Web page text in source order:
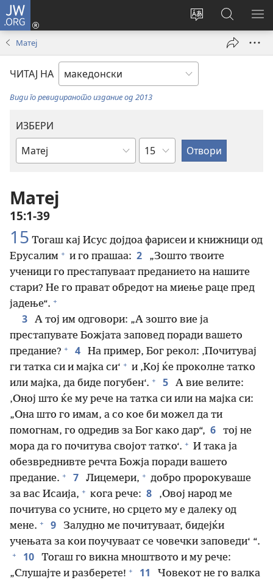
JW.ORG
Смени
јазикот
на
страницата
Најави
се
window)
на
JW.ORG/
Матеј
ЧИТАЈ НА
Види го ревидираното издание од 2013
ИЗБЕРИ
Библиска
Поглавје
Матеј
15:1-39
15 Тогаш кај Исус дојдоа фарисеи и книжници од
Ерусалим + и го прашаа: 2
„Зошто твоите
ученици го престапуваат преданието на нашите
стари? Не го прават обредот на миење раце пред
јадење“. +
3
А тој им одговори: „А зошто вие ја
престапувате Божјата заповед поради вашето
предание? + 4
На пример, Бог рекол: ‚Почитувај
ги татка си и мајка си‘ + и ‚Кој ќе проколне татко
или мајка, да биде погубен‘. + 5
А вие велите:
‚Оној што ќе му рече на татка си или на мајка си:
„Она што го имам, а со кое би можел да ти
помогнам, го одредив за Бог како дар“, 6
тој не
мора да го почитува својот татко‘. + И така ја
обезвреднивте речта Божја поради вашето
предание. + 7 Лицемери, + добро пророкуваше
за вас Исаија, + кога рече: 8
‚Овој народ ме
почитува со усните, но срцето му е далеку од
мене. + 9
Залудно ме почитуваат, бидејќи
учењата за кои поучуваат се човечки заповеди‘ “.
+ 10
Тогаш го викна мноштвото и му рече:
„Слушајте и разберете! + 11
Човекот не го валка